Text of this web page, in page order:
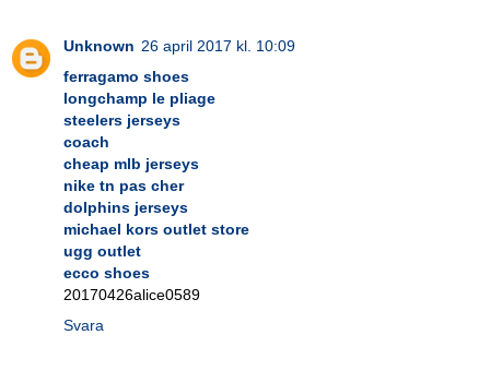
Unknown 26 april 2017 kl. 10:09
ferragamo shoes
longchamp le pliage
steelers jerseys
coach
cheap mlb jerseys
nike tn pas cher
dolphins jerseys
michael kors outlet store
ugg outlet
ecco shoes
20170426alice0589
Svara